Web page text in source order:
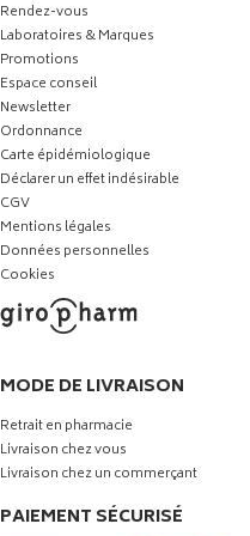
Rendez-vous
Laboratoires & Marques
Promotions
Espace conseil
Newsletter
Ordonnance
Carte épidémiologique
Déclarer un effet indésirable
CGV
Mentions légales
Données personnelles
Cookies
MODE DE LIVRAISON
Retrait en pharmacie
Livraison chez vous
Livraison chez un commerçant
PAIEMENT SÉCURISÉ